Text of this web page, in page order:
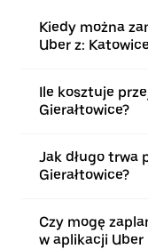
Kiedy można
Uber z:
Ile kosztuje
Gierałtowice?
Jak długo trwa
Gierałtowice?
Czy mogę
w aplikacji Uber